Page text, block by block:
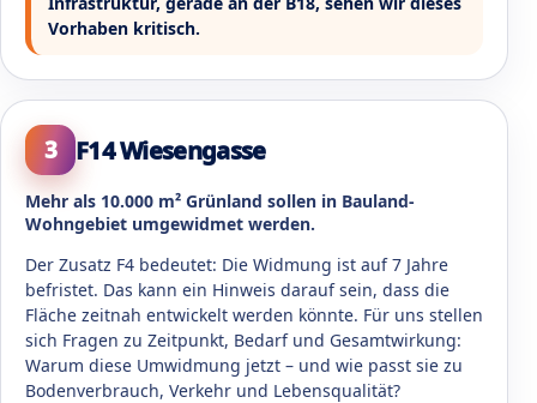
Vorhaben kritisch.
3 F14 Wiesengasse
Mehr als 10.000 m² Grünland sollen in Bauland-
Wohngebiet umgewidmet werden.
Der Zusatz F4 bedeutet: Die Widmung ist auf 7 Jahre
befristet. Das kann ein Hinweis darauf sein, dass die
Fläche zeitnah entwickelt werden könnte. Für uns stellen
sich Fragen zu Zeitpunkt, Bedarf und Gesamtwirkung:
Warum diese Umwidmung jetzt – und wie passt sie zu
Bodenverbrauch, Verkehr und Lebensqualität?